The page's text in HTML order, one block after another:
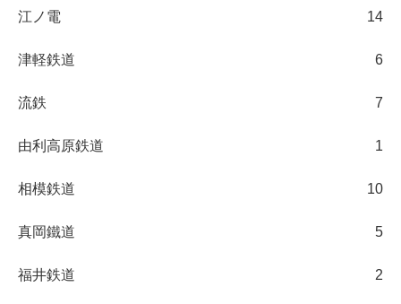
江ノ電 14
津軽鉄道 6
流鉄 7
由利高原鉄道 1
相模鉄道 10
真岡鐵道 5
福井鉄道 2